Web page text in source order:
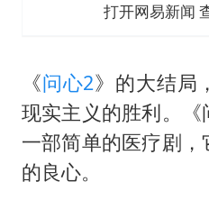
打开网易新闻
《问心2》的大结局
现实主义的胜利。
一部简单的医疗剧
的良心。